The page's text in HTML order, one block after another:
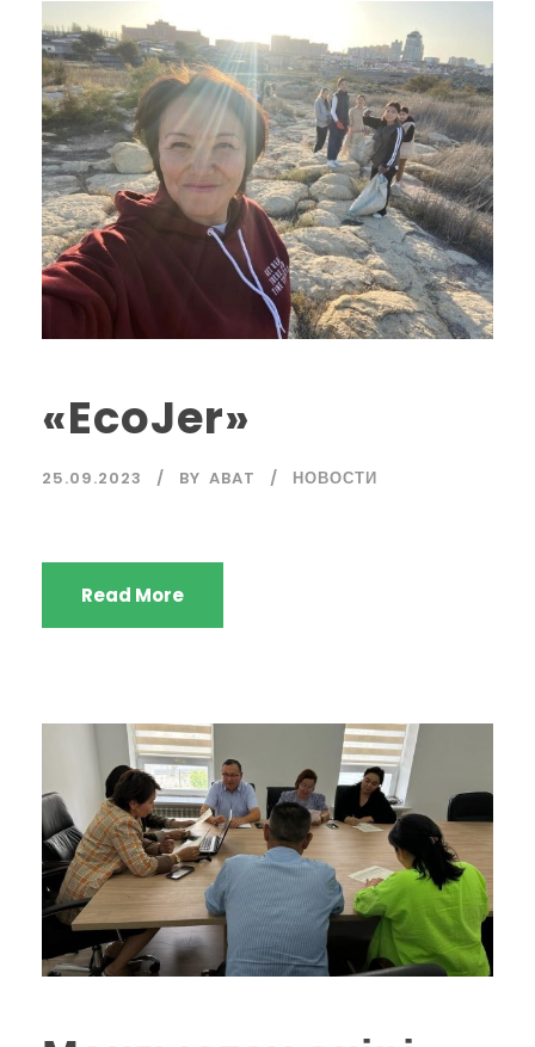
«EcoJer»
25.09.2023 BY ABAT НОВОСТИ
Read More